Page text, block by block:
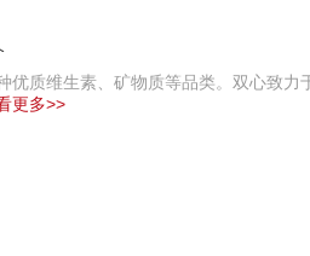
质维生素、矿物质等品类。双心致
更多>>